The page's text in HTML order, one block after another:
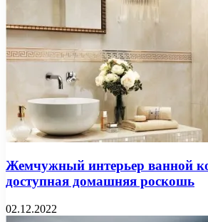
Жемчужный интерьер ванной
доступная домашняя роскошь
02.12.2022